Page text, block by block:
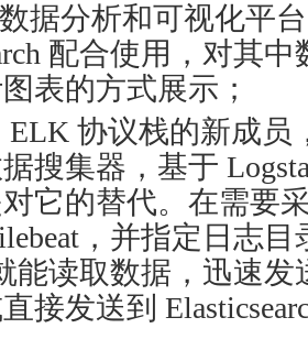
据分析和可视化平
配合使用，对其
表的方式展示；
ELK 协议栈的新成
搜集器，基于
它的替代。在需要
，并指定日志
能读取数据，迅速发
接发送到